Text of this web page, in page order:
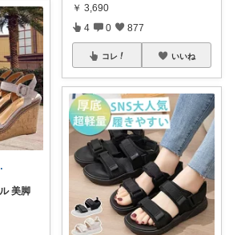
入★
美脚
￥ 3,690
4 0 877
コレ いいね